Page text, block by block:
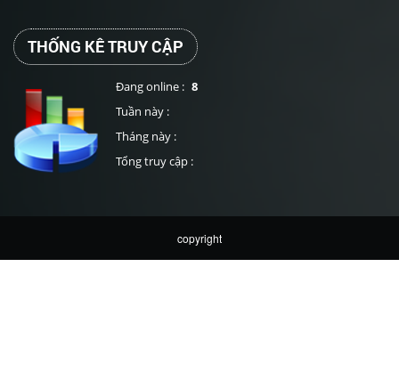
THỐNG KÊ TRUY CẬP
Đang online : 8
Tuần này :
Tháng này :
Tổng truy cập :
copyright